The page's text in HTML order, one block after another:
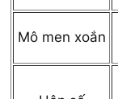
Mô men xoắn